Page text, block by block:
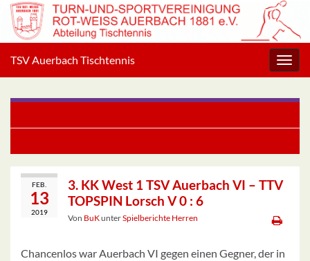
TSV Auerbach Tischtennis
FEB.
13
2019
3. KK West 1 TSV Auerbach VI – TTV
TOPSPIN Lorsch V 0 : 6
Von BuKunterSpielberichte Herren
Chancenlos war Auerbach VI gegen einen Gegner, der in